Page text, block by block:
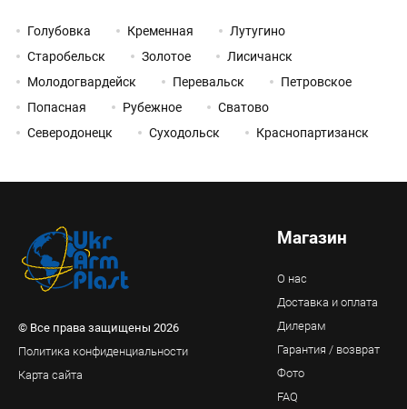
Голубовка Кременная
Лутугино
Старобельск
Золотое
Лисичанск
Молодогвардейск
Перевальск
Петровское
Попасная
Рубежное
Сватово
Северодонецк
Суходольск Краснопартизанск
© Все права защищены 2026
Политика конфиденциальности
Карта сайта
Магазин
О нас
Доставка и оплата
Дилерам
Гарантия / возврат
Фото
FAQ